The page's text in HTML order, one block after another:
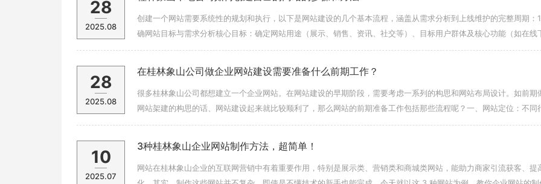
28
2025.08
创建一个网站需要系统性的规划和执行，以下是网站建设的几个基本流程，涵盖从需求分析到上线维护的完整周期：
确网站目标与需求分析核心目标：确定网站用途（展示、销售、资讯、社交等）、目标用户群体及核心功能（如在线
单、会员系统、互动沟通）。需求文档：梳理具体需求，例如页
在桂林象山公司做企业网站建设需要准备什么前期工作？
28
2025.08
很多桂林象山公司都想建立一个企业网站。在网站建设的早期阶段，需要考虑一系列的构思和网站布局设计。如前期
网站架建的构思的话、网站建设起来就比较顺利了，那么网站的前期准备工作包括那些流程呢？一、网站定位：不同
的商业网站可以有不同的类型和风格。 企业网站建设的目标
3种桂林象山企业网站制作方法，超简单！
10
2025.07
网站在桂林象山企业的互联网营销中有着重要作用，特别是展示类、营销类和商城类网站，能助力商家引流获客、提